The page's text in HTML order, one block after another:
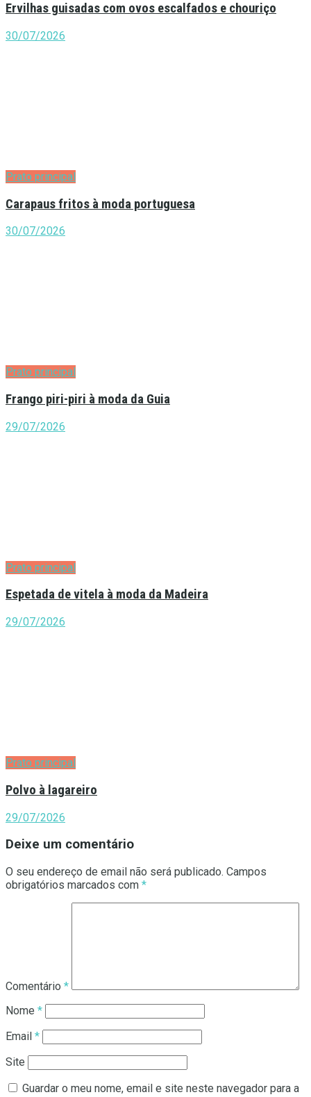
Ervilhas guisadas com ovos escalfados e chouriço
30/07/2026
Prato principal
Carapaus fritos à moda portuguesa
30/07/2026
Prato principal
Frango piri-piri à moda da Guia
29/07/2026
Prato principal
Espetada de vitela à moda da Madeira
29/07/2026
Prato principal
Polvo à lagareiro
29/07/2026
Deixe um comentário
O seu endereço de email não será publicado. Campos
obrigatórios marcados com *
Comentário *
Nome *
Email *
Site
Guardar o meu nome, email e site neste navegador para a